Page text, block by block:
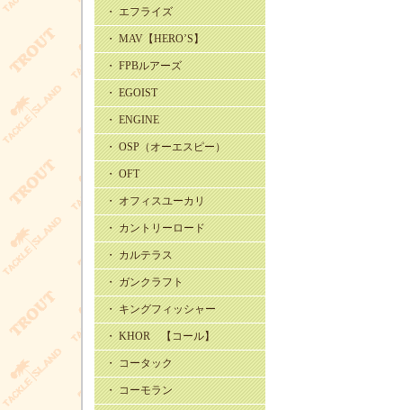
・ エフライズ
・ MAV【HERO’S】
・ FPBルアーズ
・ EGOIST
・ ENGINE
・ OSP（オーエスピー）
・ OFT
・ オフィスユーカリ
・ カントリーロード
・ カルテラス
・ ガンクラフト
・ キングフィッシャー
・ KHOR 【コール】
・ コータック
・ コーモラン